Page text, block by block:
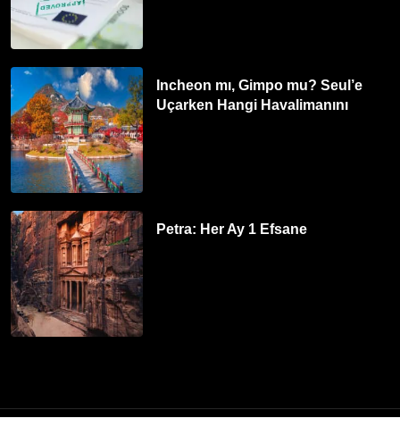
Incheon mı, Gimpo mu? Seul’e
Uçarken Hangi Havalimanını
Petra: Her Ay 1 Efsane